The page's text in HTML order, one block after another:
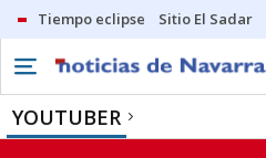
Tiempo eclipse Sitio El Sadar
YOUTUBER